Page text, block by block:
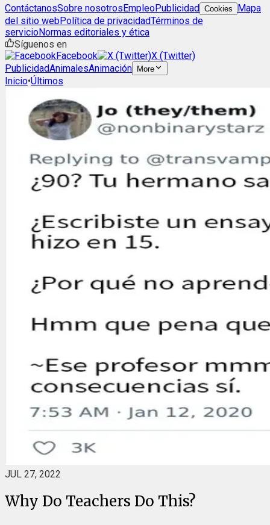
ContáctanosSobre nosotrosEmpleoPublicidad Cookies
Mapa
del sitio webPolítica de privacidadTérminos de
servicioNormas editoriales y ética
Síguenos en
Facebook
X (Twitter)
PublicidadAnimalesAnimación More
Inicio•Últimos
JUL 27, 2022
Why Do Teachers Do This?